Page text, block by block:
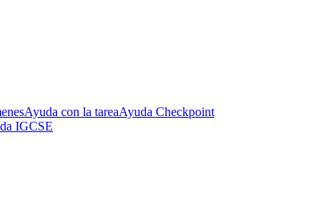
Ayuda con la tareaAyuda Checkpoint
IGCSE